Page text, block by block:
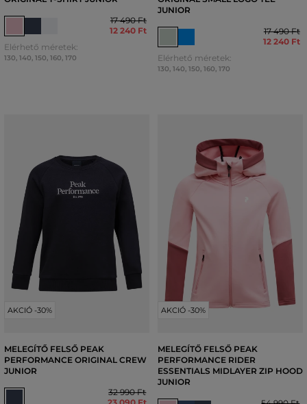
17 490 Ft
12 240 Ft
Elérhető méretek:
130, 140, 150, 160, 170
JUNIOR
17 490 Ft
12 240 Ft
Elérhető méretek:
130, 140, 150, 160, 170
AKCIÓ -30%
MELEGÍTŐ FELSŐ PEAK
PERFORMANCE ORIGINAL CREW
JUNIOR
32 990 Ft
AKCIÓ -30%
MELEGÍTŐ FELSŐ PEAK
PERFORMANCE RIDER
ESSENTIALS MIDLAYER ZIP HOOD
JUNIOR